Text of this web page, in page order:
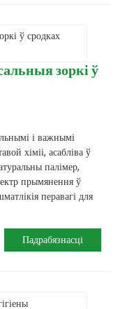
зоркі ў
і важнымі
хіміі, асабліва ў
палімер,
прымянення ў
перавагі для
Падрабязнасці